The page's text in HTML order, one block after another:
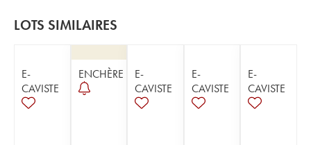
LOTS SIMILAIRES
E-
CAVISTE
ENCHÈRE
E-
CAVISTE
E-
CAVISTE
E-
CAVISTE